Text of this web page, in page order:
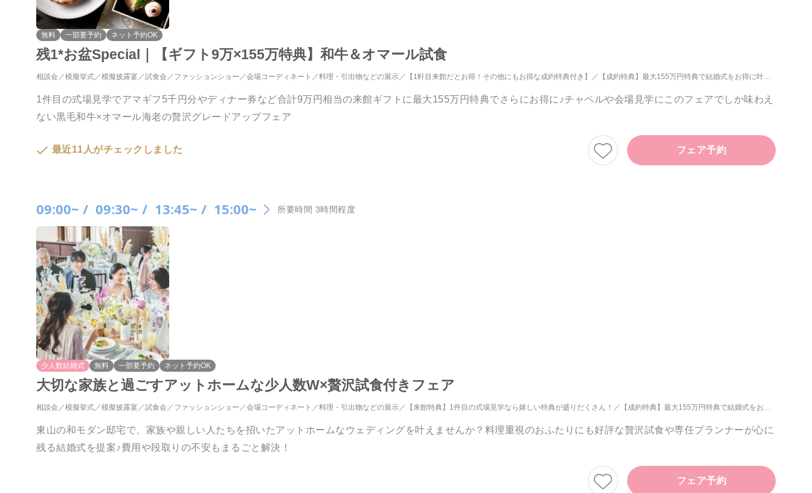
無料 一部要予約 ネット予約OK
残1*お盆Special｜【ギフト9万×155万特典】和牛＆オマール試食
相談会 模擬挙式 模擬披露宴 試食会 ファッションショー 会場コーディネート 料理・引出物などの展示 【1軒目来館だとお得！その他にもお得な成約特典付き】 【成約特典】最大155万円特典で結婚式をお得に叶えよう♪
1件目の式場見学でアマギフ5千円分やディナー券など合計9万円相当の来館ギフトに最大155万円特典でさらにお得に♪チャペルや会場見学にこのフェアでしか味わえ
ない黒毛和牛×オマール海老の贅沢グレードアップフェア
最近11人がチェックしました フェア予約
09:00~ / 09:30~ / 13:45~ / 15:00~ 所要時間 3時間程度
少人数結婚式 無料 一部要予約 ネット予約OK
大切な家族と過ごすアットホームな少人数W×贅沢試食付きフェア
相談会 模擬挙式 模擬披露宴 試食会 ファッションショー 会場コーディネート 料理・引出物などの展示 【来館特典】1件目の式場見学なら嬉しい特典が盛りだくさん！ 【成約特典】最大155万円特典で結婚式をお得に叶えよう♪
東山の和モダン邸宅で、家族や親しい人たちを招いたアットホームなウェディングを叶えませんか？料理重視のおふたりにも好評な贅沢試食や専任プランナーが心に
残る結婚式を提案♪費用や段取りの不安もまるごと解決！
フェア予約